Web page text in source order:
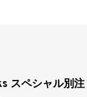
スペシャル別